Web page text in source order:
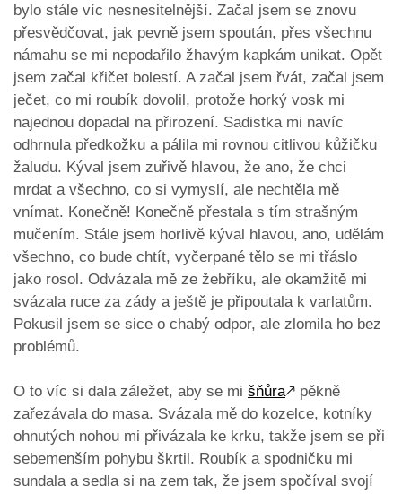
bylo stále víc nesnesitelnější. Začal jsem se znovu
přesvědčovat, jak pevně jsem spoután, přes všechnu
námahu se mi nepodařilo žhavým kapkám unikat. Opět
jsem začal křičet bolestí. A začal jsem řvát, začal jsem
ječet, co mi roubík dovolil, protože horký vosk mi
najednou dopadal na přirození. Sadistka mi navíc
odhrnula předkožku a pálila mi rovnou citlivou kůžičku
žaludu. Kýval jsem zuřivě hlavou, že ano, že chci
mrdat a všechno, co si vymyslí, ale nechtěla mě
vnímat. Konečně! Konečně přestala s tím strašným
mučením. Stále jsem horlivě kýval hlavou, ano, udělám
všechno, co bude chtít, vyčerpané tělo se mi třáslo
jako rosol. Odvázala mě ze žebříku, ale okamžitě mi
svázala ruce za zády a ještě je připoutala k varlatům.
Pokusil jsem se sice o chabý odpor, ale zlomila ho bez
problémů.
O to víc si dala záležet, aby se mi šňůra🡕 pěkně
zařezávala do masa. Svázala mě do kozelce, kotníky
ohnutých nohou mi přivázala ke krku, takže jsem se při
sebemenším pohybu škrtil. Roubík a spodničku mi
sundala a sedla si na zem tak, že jsem spočíval svojí